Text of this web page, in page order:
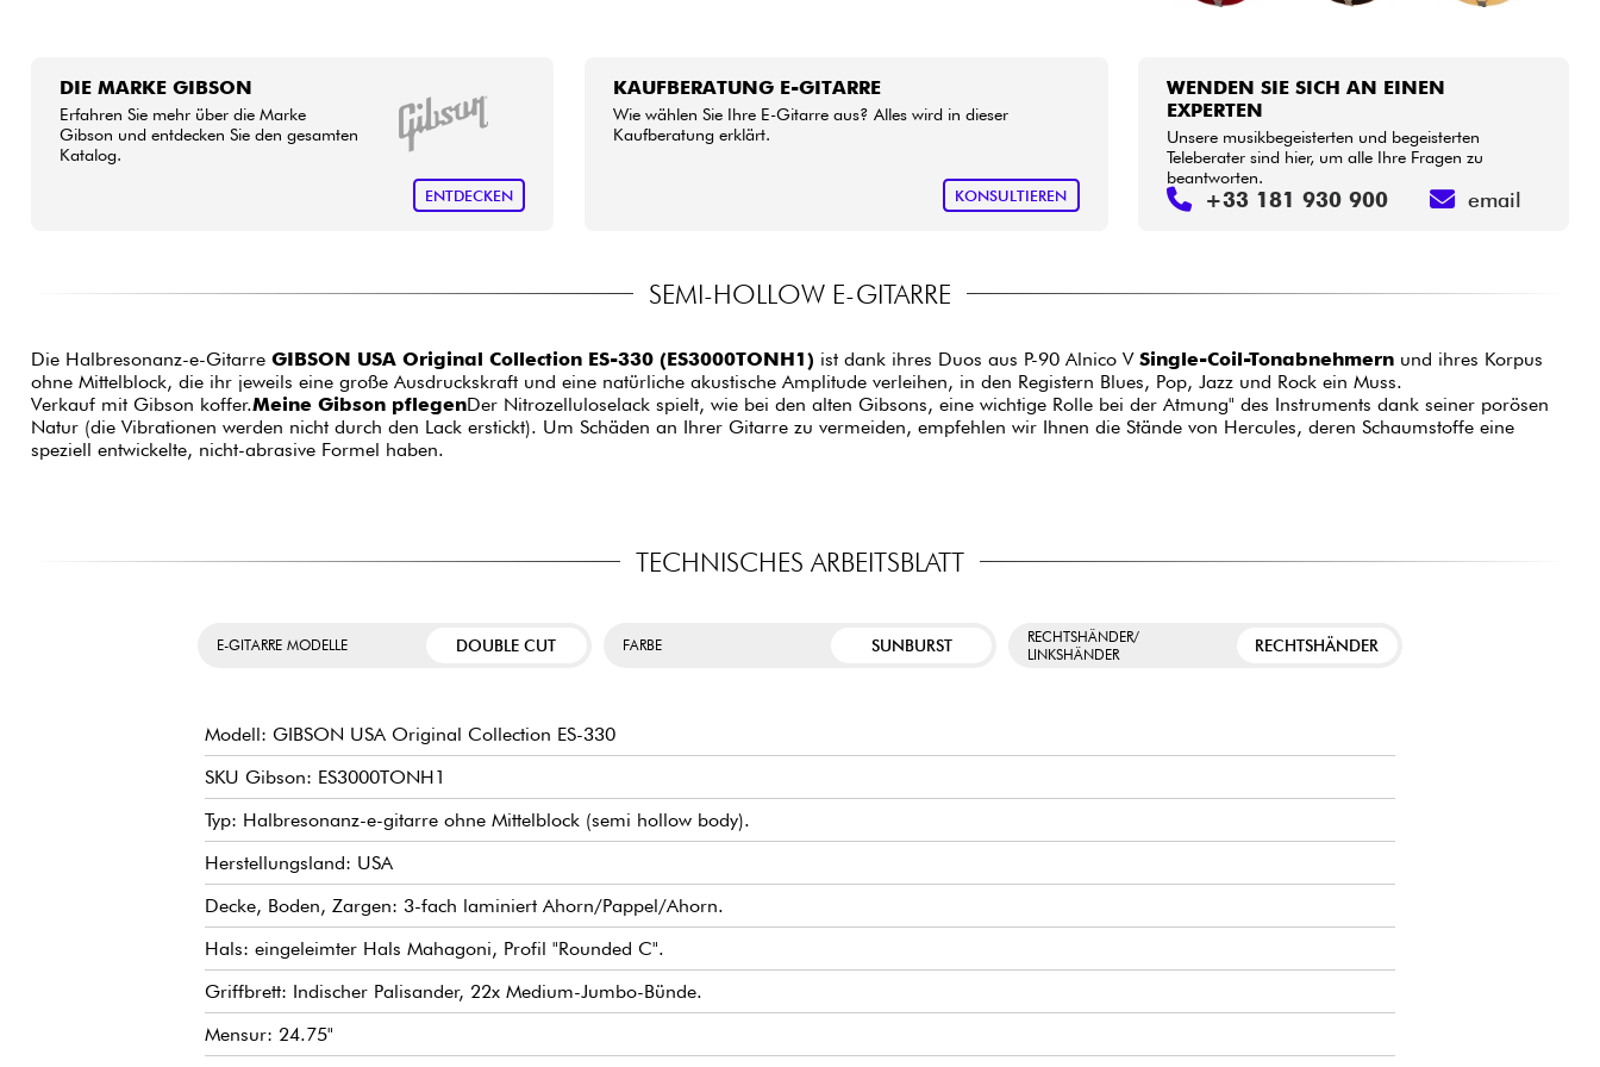
DIE MARKE GIBSON
Erfahren Sie mehr über die Marke
Gibson und entdecken Sie den gesamten
Katalog.
ENTDECKEN
KAUFBERATUNG E-GITARRE
Wie wählen Sie Ihre E-Gitarre aus? Alles wird in dieser
Kaufberatung erklärt.
KONSULTIEREN
WENDEN SIE SICH AN EINEN
EXPERTEN
Unsere musikbegeisterten und begeisterten
Teleberater sind hier, um alle Ihre Fragen zu
beantworten.
+33 181 930 900 email
SEMI-HOLLOW E-GITARRE
Die Halbresonanz-e-Gitarre GIBSON USA Original Collection ES-330 (ES3000TONH1) ist dank ihres Duos aus P-90 Alnico V Single-Coil-Tonabnehmernund ihres Korpus
ohne Mittelblock, die ihr jeweils eine große Ausdruckskraft und eine natürliche akustische Amplitude verleihen, in den Registern Blues, Pop, Jazz und Rock ein Muss.
Verkauf mit Gibson koffer.Meine Gibson pflegenDer Nitrozelluloselack spielt, wie bei den alten Gibsons, eine wichtige Rolle bei der Atmung" des Instruments dank seiner porösen
Natur (die Vibrationen werden nicht durch den Lack erstickt). Um Schäden an Ihrer Gitarre zu vermeiden, empfehlen wir Ihnen die Stände von Hercules, deren Schaumstoffe eine
speziell entwickelte, nicht-abrasive Formel haben.
TECHNISCHES ARBEITSBLATT
E-GITARRE MODELLE DOUBLE CUT FARBE SUNBURST
RECHTSHÄNDER/
LINKSHÄNDER
RECHTSHÄNDER
Modell: GIBSON USA Original Collection ES-330
SKU Gibson: ES3000TONH1
Typ: Halbresonanz-e-gitarre ohne Mittelblock (semi hollow body).
Herstellungsland: USA
Decke, Boden, Zargen: 3-fach laminiert Ahorn/Pappel/Ahorn.
Hals: eingeleimter Hals Mahagoni, Profil "Rounded C".
Griffbrett: Indischer Palisander, 22x Medium-Jumbo-Bünde.
Mensur: 24.75"